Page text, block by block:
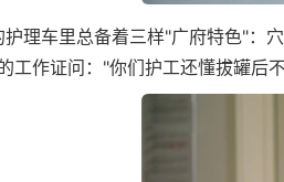
车里总备着三样"广府特色"：穴
工作证问："你们护工还懂拔罐后